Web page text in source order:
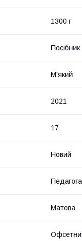
1300 г
Посібник
М'який
2021
17
Новий
Матова